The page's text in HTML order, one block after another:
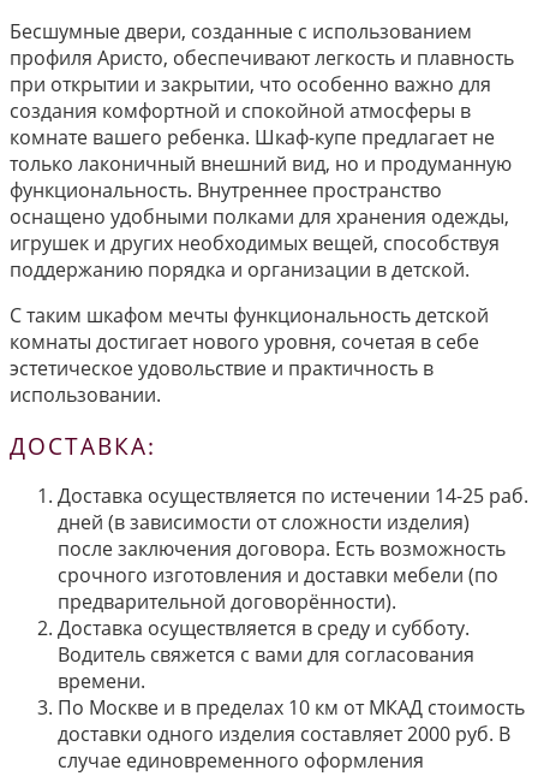
Бесшумные двери, созданные с использованием
профиля Аристо, обеспечивают легкость и плавность
при открытии и закрытии, что особенно важно для
создания комфортной и спокойной атмосферы в
комнате вашего ребенка. Шкаф-купе предлагает не
только лаконичный внешний вид, но и продуманную
функциональность. Внутреннее пространство
оснащено удобными полками для хранения одежды,
игрушек и других необходимых вещей, способствуя
поддержанию порядка и организации в детской.
С таким шкафом мечты функциональность детской
комнаты достигает нового уровня, сочетая в себе
эстетическое удовольствие и практичность в
использовании.
ДОСТАВКА:
Доставка осуществляется по истечении 14-25 раб.
дней (в зависимости от сложности изделия)
после заключения договора. Есть возможность
срочного изготовления и доставки мебели (по
предварительной договорённости).
Доставка осуществляется в среду и субботу.
Водитель свяжется с вами для согласования
времени.
По Москве и в пределах 10 км от МКАД стоимость
доставки одного изделия составляет 2000 руб. В
случае единовременного оформления